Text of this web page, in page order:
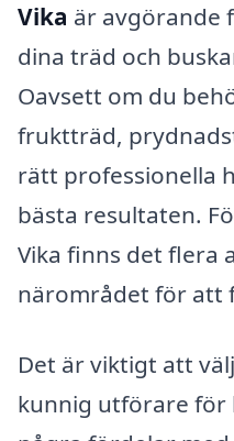
Vika är avgörande
dina träd och
Oavsett om du
fruktträd,
rätt professionella
bästa resultaten.
Vika finns det flera
närområdet för att
Det är viktigt att
kunnig utförare för